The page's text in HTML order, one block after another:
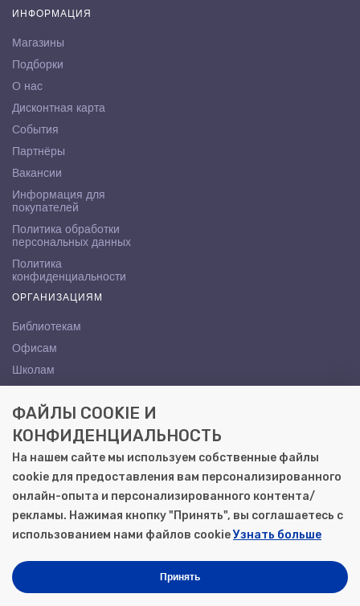
ИНФОРМАЦИЯ
Магазины
Подборки
О нас
Дисконтная карта
События
Партнёры
Вакансии
Информация для
покупателей
Политика обработки
персональных данных
Политика
конфиденциальности
ОРГАНИЗАЦИЯМ
Библиотекам
Офисам
Школам
КОНТАКТЫ
Саратов, ул. Осипова, 10А
+7 (8452) 72-65-65
gemera@moya-kniga.ru
Моя книга | Сеть книжных магазинов в Саратове
ФАЙЛЫ COOKIE И
КОНФИДЕНЦИАЛЬНОСТЬ
На нашем сайте мы используем собственные файлы
cookie для предоставления вам персонализированного
онлайн-опыта и персонализированного контента/
рекламы. Нажимая кнопку "Принять", вы соглашаетесь с
использованием нами файлов cookieУзнать больше
Принять